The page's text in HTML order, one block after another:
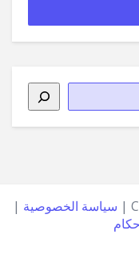
سياسة الخصوصية |